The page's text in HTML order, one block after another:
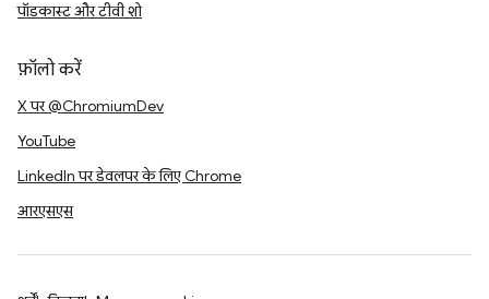
पॉडकास्ट और टीवी शो
फ़ॉलो करें
X पर @ChromiumDev
YouTube
LinkedIn पर डेवलपर के लिए Chrome
आरएसएस